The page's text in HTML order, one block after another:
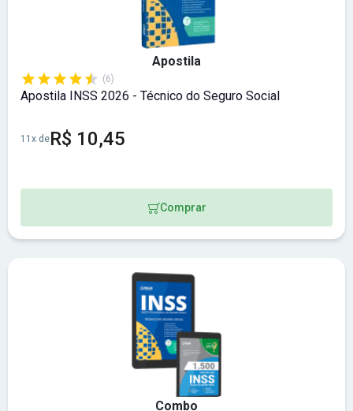
Apostila
(6)
Apostila INSS 2026 - Técnico do Seguro Social
11x deR$ 10,45
Comprar
Combo